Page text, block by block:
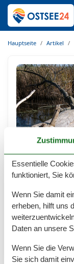
Hauptseite Artikel
Natur pur an
Lütow liegt
Naturpark
einen
Mehr erfahren
Essentielle
funktioniert, Sie
Wenn Sie damit
erheben, hilft uns
Daten an unsere
Wenn Sie die
Sie sich damit